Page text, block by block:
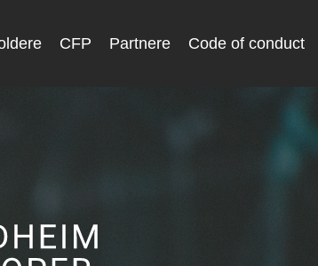
CFP Partnere Code of conduct